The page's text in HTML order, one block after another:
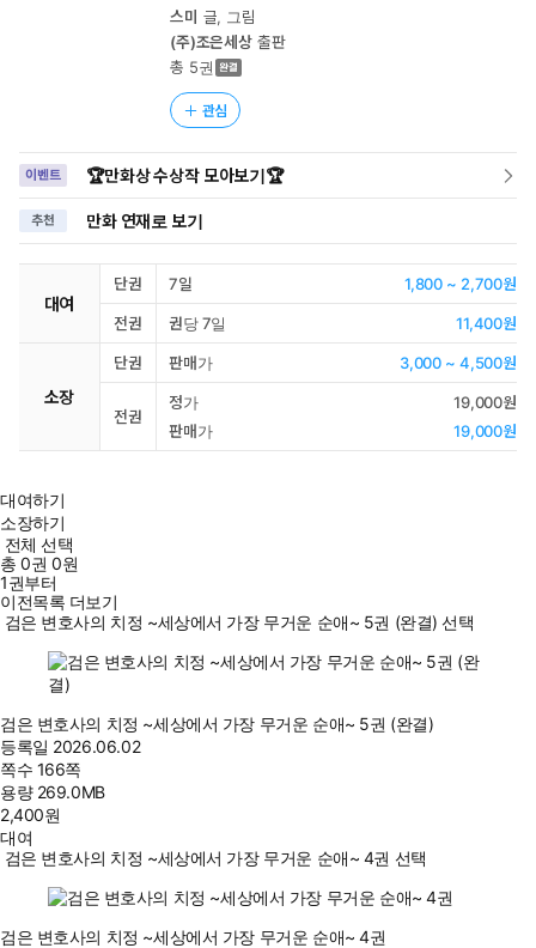
스미 글, 그림
(주)조은세상 출판
총 5권
관심
이벤트 🏆만화상 수상작 모아보기🏆
추천 만화 연재로 보기
대여
단권 7일 1,800 ~ 2,700원
전권 권당 7일 11,400원
소장
단권 판매가 3,000 ~ 4,500원
전권
정가
19,000원
판매가
19,000원
대여하기
소장하기
전체 선택
총0권 0원
1권부터
이전목록 더보기
검은 변호사의 치정 ~세상에서 가장 무거운 순애~ 5권 (완결) 선택
검은 변호사의 치정 ~세상에서 가장 무거운 순애~ 5권 (완결)
등록일 2026.06.02
쪽수 166쪽
용량 269.0MB
2,400원
대여
검은 변호사의 치정 ~세상에서 가장 무거운 순애~ 4권 선택
검은 변호사의 치정 ~세상에서 가장 무거운 순애~ 4권